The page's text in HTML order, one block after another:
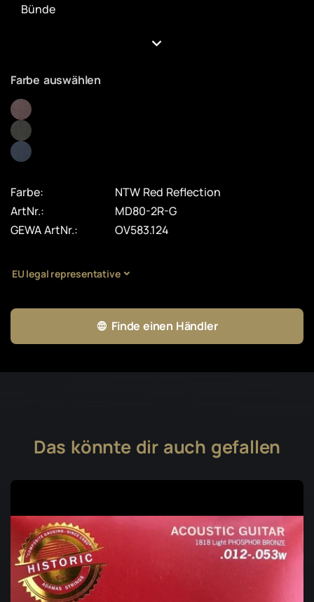
Bünde
Farbe auswählen
Farbe:
NTW Red Reflection
ArtNr.:
MD80-2R-G
GEWA ArtNr.:
OV583.124
EU legal representative
Finde einen Händler
Das könnte dir auch gefallen